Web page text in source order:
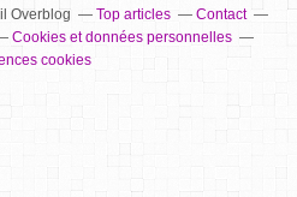
Overblog Top articles
Contact
Cookies et données personnelles
cookies